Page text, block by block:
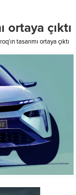
ortaya çıktı
tasarımı ortaya çıktı